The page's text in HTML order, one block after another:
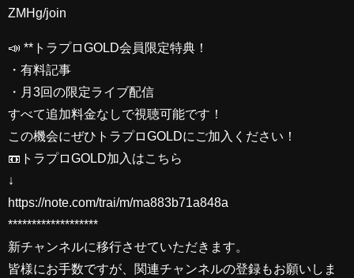
ZMHg/join
📣 **トラプロGOLD会員限定特典！
・有料記事
・月3回の限定ライブ配信
すべて追加料金なしで視聴可能です！
この機会にぜひトラプロGOLDにご加入ください！
📼トラプロGOLD加入はこちら
↓
https://note.com/trai/m/ma883b71a848a
*******************
新チャンネルに移行させていただきます。
皆様にお手数ですが、関連チャンネルの登録もお願いしま